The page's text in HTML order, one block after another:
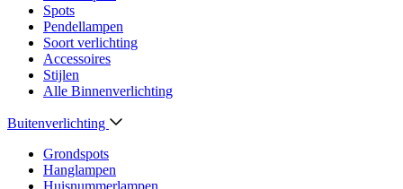
Spots
Pendellampen
Soort verlichting
Accessoires
Stijlen
Alle Binnenverlichting
Buitenverlichting
Grondspots
Hanglampen
Huisnummerlampen